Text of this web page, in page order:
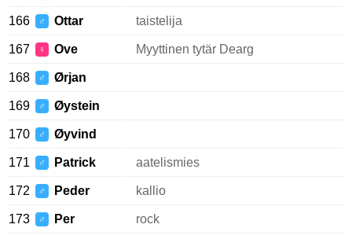
166 ♂ Ottar taistelija
167 ♀ Ove Myyttinen tytär Dearg
168 ♂ Ørjan
169 ♂ Øystein
170 ♂ Øyvind
171 ♂ Patrick aatelismies
172 ♂ Peder kallio
173 ♂ Per rock